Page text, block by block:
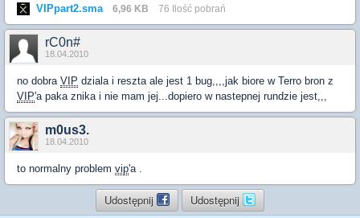
VIPpart2.sma 6,96 KB 76 Ilość pobrań
rC0n#
18.04.2010
no dobra VIP dziala i reszta ale jest 1 bug,,,,jak biore w Terro bron z
VIP'a paka znika i nie mam jej...dopiero w nastepnej rundzie jest,,,
m0us3.
18.04.2010
to normalny problem vip'a .
Udostępnij Udostępnij